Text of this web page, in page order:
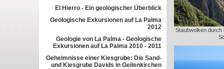
El Hierro - Ein geologischer Überblick
Geologische Exkursionen auf La Palma
2012
Geologie von La Palma - Geologische
Exkursionen auf La Palma 2010 - 2011
Geheimnisse einer Kiesgrube: Die Sand-
und Kiesgrube Davids in Geilenkirchen
Staubwolken durch